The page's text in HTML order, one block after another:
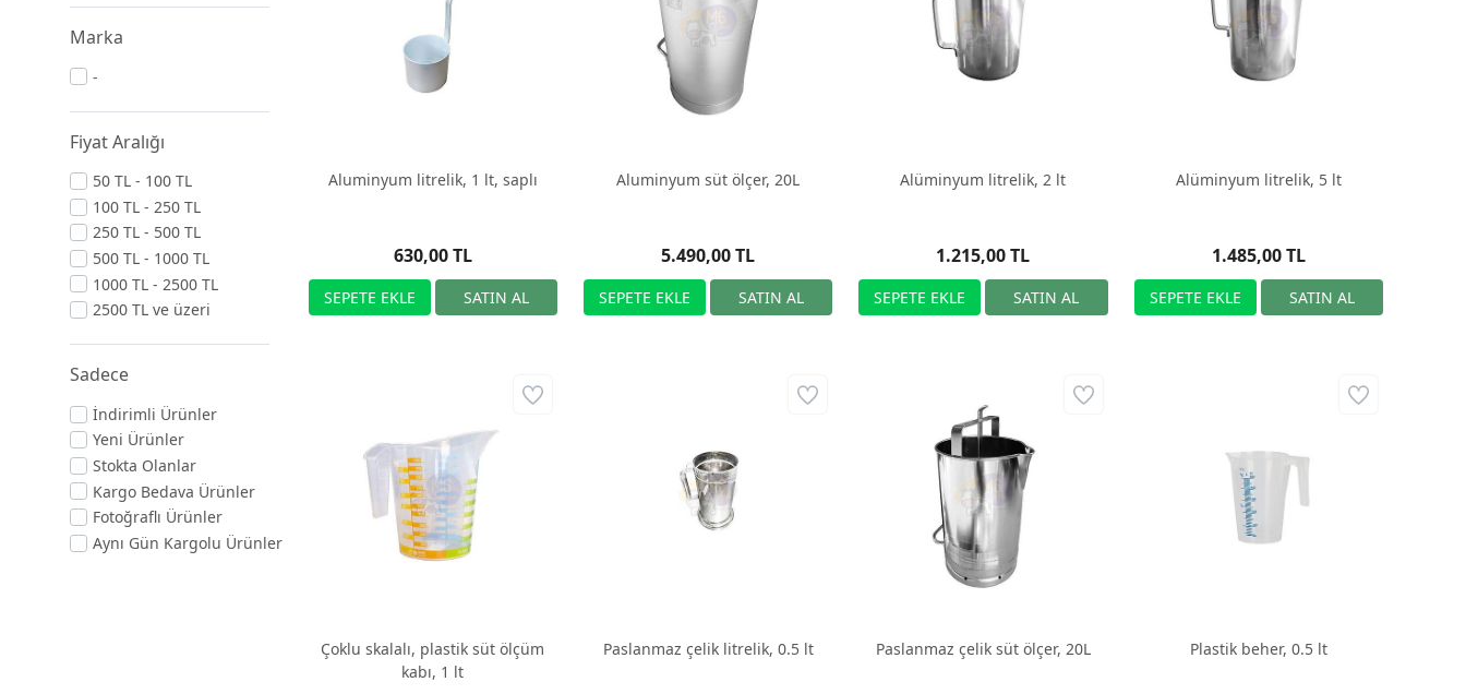
Marka
-
Fiyat Aralığı
50 TL - 100 TL
100 TL - 250 TL
250 TL - 500 TL
500 TL - 1000 TL
1000 TL - 2500 TL
2500 TL ve üzeri
Sadece
İndirimli Ürünler
Yeni Ürünler
Stokta Olanlar
Kargo Bedava Ürünler
Fotoğraflı Ürünler
Aynı Gün Kargolu Ürünler
Aluminyum litrelik, 1 lt, saplı
630,00 TL
Aluminyum süt ölçer, 20L
5.490,00 TL
Alüminyum litrelik, 2 lt
1.215,00 TL
Alüminyum litrelik, 5 lt
1.485,00 TL
Çoklu skalalı, plastik süt ölçüm
kabı, 1 lt
Paslanmaz çelik litrelik, 0.5 lt Paslanmaz çelik süt ölçer, 20L Plastik beher, 0.5 lt